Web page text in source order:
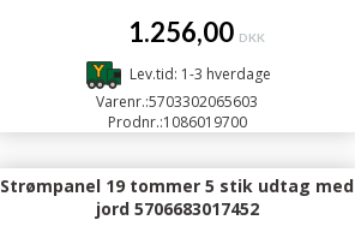
1.256,00 DKK
Lev.tid: 1-3 hverdage
Varenr.:5703302065603
Prodnr.:1086019700
Strømpanel 19 tommer 5 stik udtag med
jord 5706683017452